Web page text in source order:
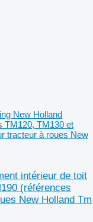
New Holland
TM120, TM130 et
tracteur à roues New
intérieur de toit
(références
New Holland Tm